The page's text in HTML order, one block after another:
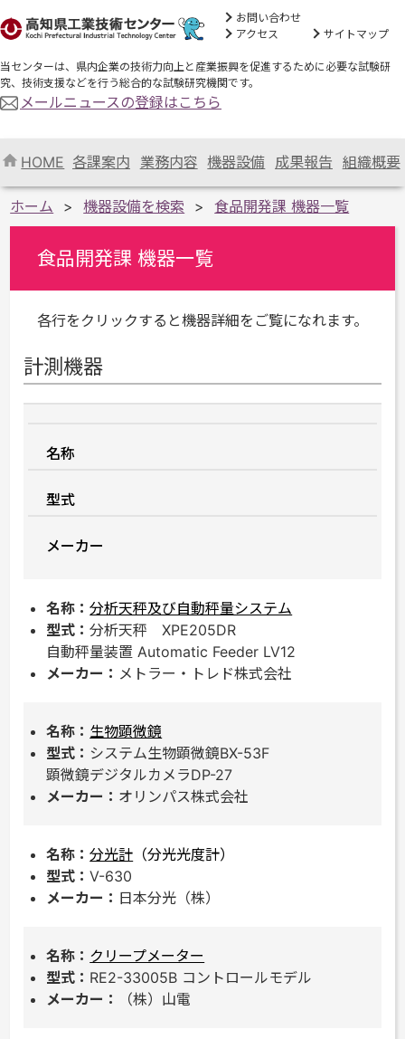
お問い合わせ
アクセス
サイトマップ
当センターは、県内企業の技術力向上と産業振興を促進するために必要な試験研
究、技術支援などを行う総合的な試験研究機関です。
メールニュースの登録はこちら
HOME 各課案内 業務内容 機器設備 成果報告 組織概要
ホーム 機器設備を検索 食品開発課 機器一覧
食品開発課 機器一覧
各行をクリックすると機器詳細をご覧になれます。
計測機器
名称
型式
メーカー
分析天秤及び自動秤量システム
分析天秤 XPE205DR
自動秤量装置 Automatic Feeder LV12
メトラー・トレド株式会社
生物顕微鏡
システム生物顕微鏡BX-53F
顕微鏡デジタルカメラDP-27
オリンパス株式会社
分光計 （分光光度計）
V-630
日本分光（株）
クリープメーター
RE2-33005B コントロールモデル
（株）山電